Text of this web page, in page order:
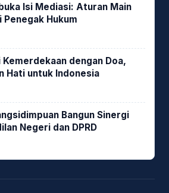
Isi Mediasi: Aturan Main
Penegak Hukum
dengan Doa,
Hati untuk Indonesia
Bangun Sinergi
Negeri dan DPRD